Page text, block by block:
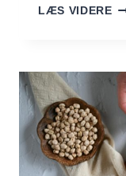
LÆS VIDERE